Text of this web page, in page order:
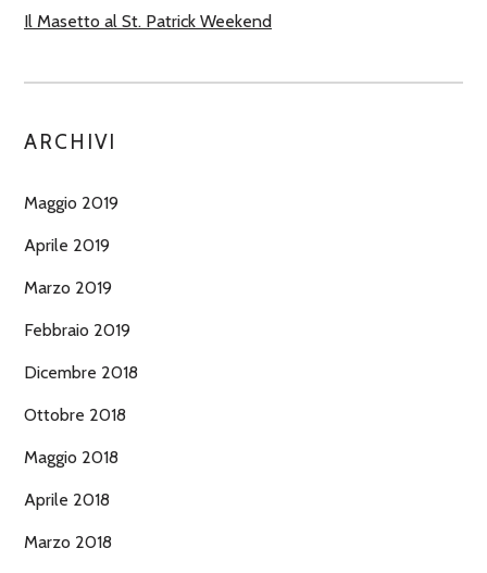
Il Masetto al St. Patrick Weekend
ARCHIVI
Maggio 2019
Aprile 2019
Marzo 2019
Febbraio 2019
Dicembre 2018
Ottobre 2018
Maggio 2018
Aprile 2018
Marzo 2018